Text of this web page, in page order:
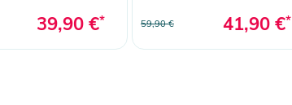
39,90 €* 59,90 € 41,90 €*